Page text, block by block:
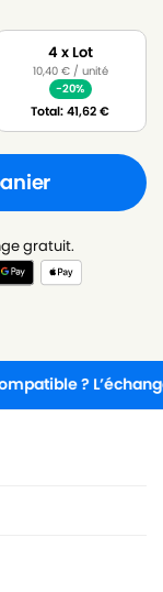
4 x Lot
10,40 €/ unité
-20%
Total:41,62€
gratuit.
? L’échange